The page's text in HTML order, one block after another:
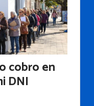
cobro en
DNI